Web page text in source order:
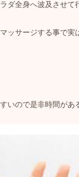
ダ全身へ波及させて
ッサージする事で
いので是非時間があ